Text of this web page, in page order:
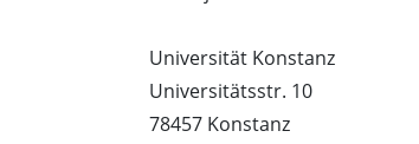
Universität Konstanz
Universitätsstr. 10
78457 Konstanz